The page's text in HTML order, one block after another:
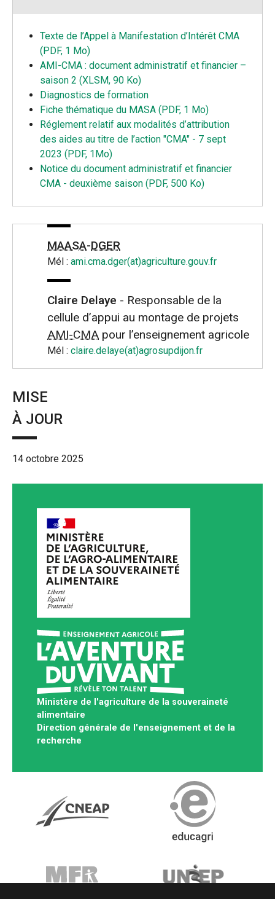
Texte de l’Appel à Manifestation d’Intérêt CMA
(PDF, 1 Mo)
AMI-CMA : document administratif et financier –
saison 2 (XLSM, 90 Ko)
Diagnostics de formation
Fiche thématique du MASA (PDF, 1 Mo)
Réglement relatif aux modalités d’attribution
des aides au titre de l’action "CMA" - 7 sept
2023 (PDF, 1Mo)
Notice du document administratif et financier
CMA - deuxième saison (PDF, 500 Ko)
MAASA-DGER
Mél : ami.cma.dger(at)agriculture.gouv.fr
Claire Delaye - Responsable de la
cellule d’appui au montage de projets
AMI-CMA pour l’enseignement agricole
Mél : claire.delaye(at)agrosupdijon.fr
MISE
À JOUR
14 octobre 2025
Ministère de l'agriculture de la souveraineté
alimentaire
Direction générale de l'enseignement et de la
recherche